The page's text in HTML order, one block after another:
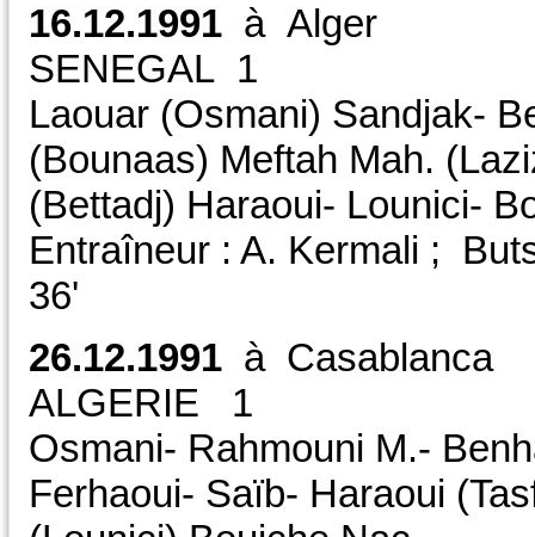
16.12.1991 à Alger
SENEGAL
Laouar (Osmani) Sandjak-
(Bounaas) Meftah Mah.
(Bettadj) Haraoui- Lounici-
Entraîneur : A. Kermali ;
36'
26.12.1991 à
ALGERIE
Osmani- Rahmouni M.-
Ferhaoui- Saïb- Haraoui